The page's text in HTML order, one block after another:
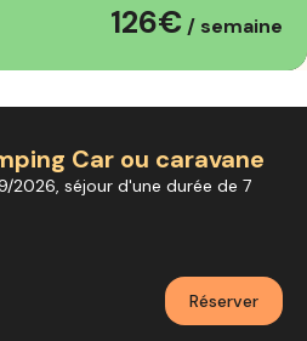
126€ / semaine
Car ou caravane
2026, séjour d'une durée de 7
Réserver